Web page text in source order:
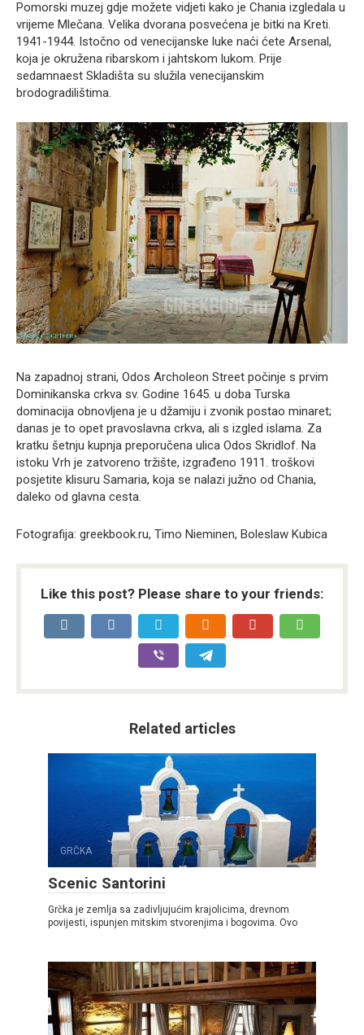
Pomorski muzej gdje možete vidjeti kako je Chania izgledala u
vrijeme Mlečana. Velika dvorana posvećena je bitki na Kreti.
1941-1944. Istočno od venecijanske luke naći ćete Arsenal,
koja je okružena ribarskom i jahtskom lukom. Prije
sedamnaest Skladišta su služila venecijanskim
brodogradilištima.
Na zapadnoj strani, Odos Archoleon Street počinje s prvim
Dominikanska crkva sv. Godine 1645. u doba Turska
dominacija obnovljena je u džamiju i zvonik postao minaret;
danas je to opet pravoslavna crkva, ali s izgled islama. Za
kratku šetnju kupnja preporučena ulica Odos Skridlof. Na
istoku Vrh je zatvoreno tržište, izgrađeno 1911. troškovi
posjetite klisuru Samaria, koja se nalazi južno od Chania,
daleko od glavna cesta.
Fotografija: greekbook.ru, Timo Nieminen, Boleslaw Kubica
Like this post? Please share to your friends:
Related articles
GRČKA
Scenic Santorini
Grčka je zemlja sa zadivljujućim krajolicima, drevnom
povijesti, ispunjen mitskim stvorenjima i bogovima. Ovo